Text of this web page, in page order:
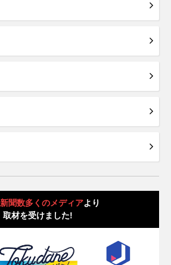
聞数多くのメディアより
取材を受けました!